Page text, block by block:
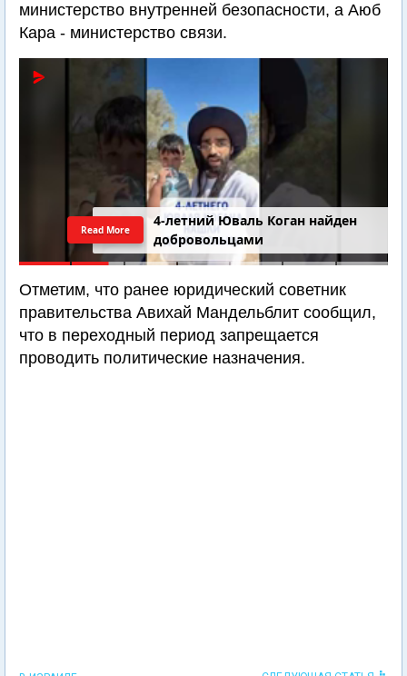
министерство внутренней безопасности, а Аюб
Кара - министерство связи.
4-летний Юваль Коган найден
добровольцами
Read More
Отметим, что ранее юридический советник
правительства Авихай Мандельблит сообщил,
что в переходный период запрещается
проводить политические назначения.